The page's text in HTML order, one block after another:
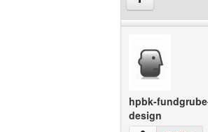
hpbk-
design